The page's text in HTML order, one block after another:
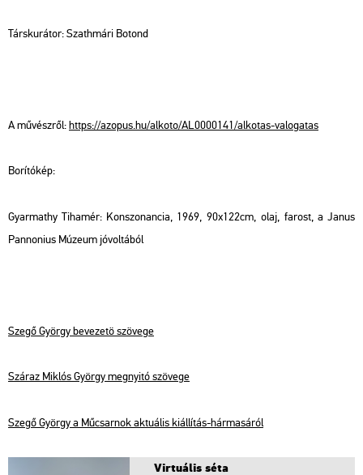
Társ­ku­rá­tor: Szath­má­ri Bo­tond
A mű­vész­ről:https://​az­o­pus.​hu/​al­ko­to/​AL0000141/​al­ko­tas-​va­lo­ga­tas
Bo­rí­tó­kép:
Gyar­ma­thy Ti­ha­mér: Kon­szo­nan­cia, 1969, 90x122cm, olaj, fa­rost, a Janus
Pan­no­ni­us Mú­ze­um jó­vol­tá­ból
Szegő György be­ve­ze­tö szö­ve­ge
Szá­raz Mik­lós György meg­nyi­tó szö­ve­ge
Szegő György a Mű­csar­nok ak­tu­á­lis ki­ál­lí­tás-hár­ma­sá­ról
Vir­tu­á­lis séta